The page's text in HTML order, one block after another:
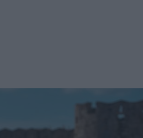
New Year